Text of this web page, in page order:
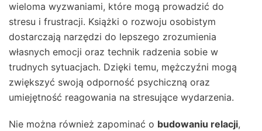
wieloma wyzwaniami, które mogą prowadzić do
stresu i frustracji. Książki o rozwoju osobistym
dostarczają narzędzi do lepszego zrozumienia
własnych emocji oraz technik radzenia sobie w
trudnych sytuacjach. Dzięki temu, mężczyźni mogą
zwiększyć swoją odporność psychiczną oraz
umiejętność reagowania na stresujące wydarzenia.
Nie można również zapominać o budowaniu relacji,